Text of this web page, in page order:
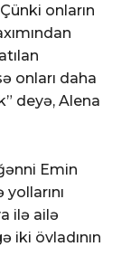
onların
onları daha
deyə, Alena
Emin
ilə ailə
iki övladının